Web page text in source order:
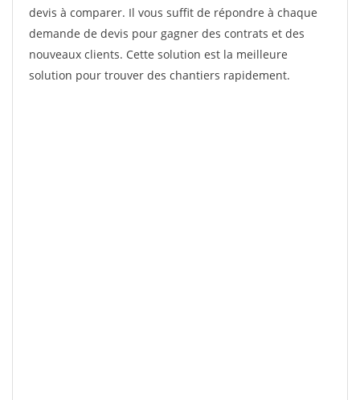
devis à comparer. Il vous suffit de répondre à chaque
demande de devis pour gagner des contrats et des
nouveaux clients. Cette solution est la meilleure
solution pour trouver des chantiers rapidement.